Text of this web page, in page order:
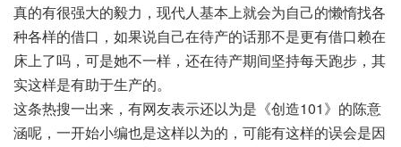
真的有很强大的毅力，现代人基本上就会为自己的懒惰找各
种各样的借口，如果说自己在待产的话那不是更有借口赖在
床上了吗，可是她不一样，还在待产期间坚持每天跑步，其
实这样是有助于生产的。
这条热搜一出来，有网友表示还以为是《创造101》的陈意
涵呢，一开始小编也是这样以为的，可能有这样的误会是因